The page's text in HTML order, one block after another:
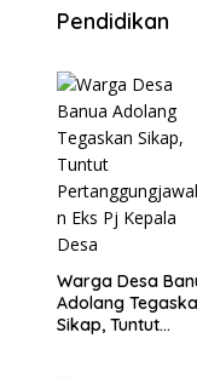
Pendidikan
Warga Desa
Adolang
Sikap, Tuntut